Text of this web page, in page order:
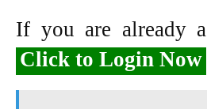
If you are already
Click to Login Now